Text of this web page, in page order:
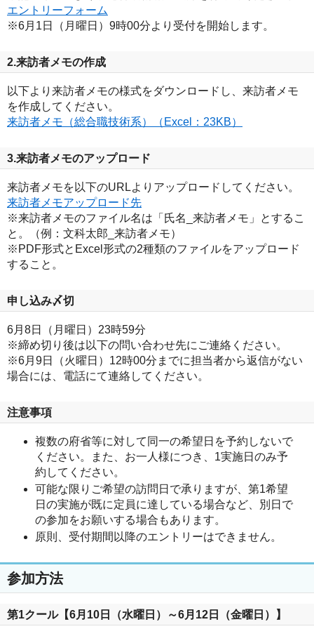
エントリーフォーム
※6月1日（月曜日）9時00分より受付を開始します。
2.来訪者メモの作成
以下より来訪者メモの様式をダウンロードし、来訪者メモ
を作成してください。
来訪者メモ（総合職技術系）（Excel：23KB）
3.来訪者メモのアップロード
来訪者メモを以下のURLよりアップロードしてください。
来訪者メモアップロード先
※来訪者メモのファイル名は「氏名_来訪者メモ」とするこ
と。（例：文科太郎_来訪者メモ）
※PDF形式とExcel形式の2種類のファイルをアップロード
すること。
申し込み〆切
6月8日（月曜日）23時59分
※締め切り後は以下の問い合わせ先にご連絡ください。
※6月9日（火曜日）12時00分までに担当者から返信がない
場合には、電話にて連絡してください。
注意事項
複数の府省等に対して同一の希望日を予約しないで
ください。また、お一人様につき、1実施日のみ予
約してください。
可能な限りご希望の訪問日で承りますが、第1希望
日の実施が既に定員に達している場合など、別日で
の参加をお願いする場合もあります。
原則、受付期間以降のエントリーはできません。
参加方法
第1クール【6月10日（水曜日）～6月12日（金曜日）】